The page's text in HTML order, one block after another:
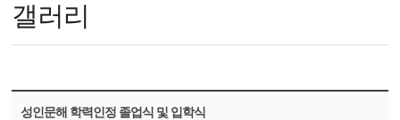
갤러리
성인문해 학력인정 졸업식 및 입학식